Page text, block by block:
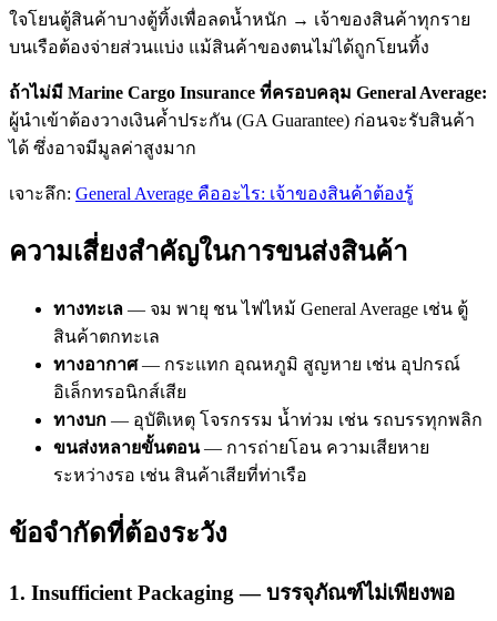
ใจโยนตู้สินค้าบางตู้ทิ้งเพื่อลดน้ำหนัก → เจ้าของสินค้าทุกราย
บนเรือต้องจ่ายส่วนแบ่ง แม้สินค้าของตนไม่ได้ถูกโยนทิ้ง
ถ้าไม่มี Marine Cargo Insurance ที่ครอบคลุม General Average:
ผู้นำเข้าต้องวางเงินค้ำประกัน (GA Guarantee) ก่อนจะรับสินค้า
ได้ ซึ่งอาจมีมูลค่าสูงมาก
เจาะลึก: General Average คืออะไร: เจ้าของสินค้าต้องรู้
ความเสี่ยงสำคัญในการขนส่งสินค้า
ทางทะเล — จม พายุ ชน ไฟไหม้ General Average เช่น ตู้
สินค้าตกทะเล
ทางอากาศ— กระแทก อุณหภูมิ สูญหาย เช่น อุปกรณ์
อิเล็กทรอนิกส์เสีย
ทางบก — อุบัติเหตุ โจรกรรม น้ำท่วม เช่น รถบรรทุกพลิก
ขนส่งหลายขั้นตอน— การถ่ายโอน ความเสียหาย
ระหว่างรอ เช่น สินค้าเสียที่ท่าเรือ
ข้อจำกัดที่ต้องระวัง
1. Insufficient Packaging — บรรจุภัณฑ์ไม่เพียงพอ